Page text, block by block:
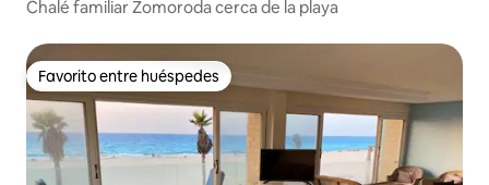
Chalé familiar Zomoroda cerca de la playa
Favorito entre huéspedes
Favorito entre huéspedes